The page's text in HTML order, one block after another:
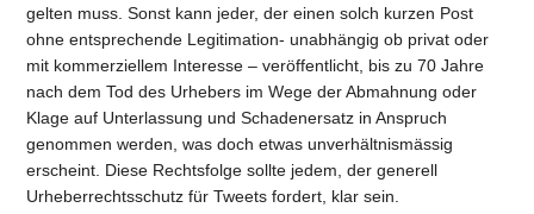
gelten muss. Sonst kann jeder, der einen solch kurzen Post
ohne entsprechende Legitimation- unabhängig ob privat oder
mit kommerziellem Interesse – veröffentlicht, bis zu 70 Jahre
nach dem Tod des Urhebers im Wege der Abmahnung oder
Klage auf Unterlassung und Schadenersatz in Anspruch
genommen werden, was doch etwas unverhältnismässig
erscheint. Diese Rechtsfolge sollte jedem, der generell
Urheberrechtsschutz für Tweets fordert, klar sein.